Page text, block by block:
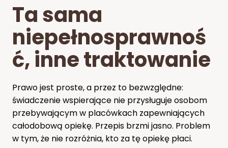
Ta sama
niepełnosprawnoś
ć, inne traktowanie
Prawo jest proste, a przez to bezwzględne:
świadczenie wspierające nie przysługuje osobom
przebywającym w placówkach zapewniających
całodobową opiekę. Przepis brzmi jasno. Problem
w tym, że nie rozróżnia, kto za tę opiekę płaci.